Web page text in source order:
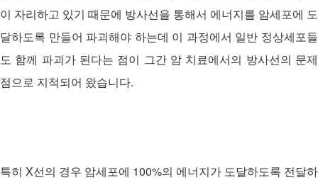
이 자리하고 있기 때문에 방사선을 통해서 에너지를 암세포에 도
달하도록 만들어 파괴해야 하는데 이 과정에서 일반 정상세포들
도 함께 파괴가 된다는 점이 그간 암 치료에서의 방사선의 문제
점으로 지적되어 왔습니다.
특히 X선의 경우 암세포에 100%의 에너지가 도달하도록 전달하